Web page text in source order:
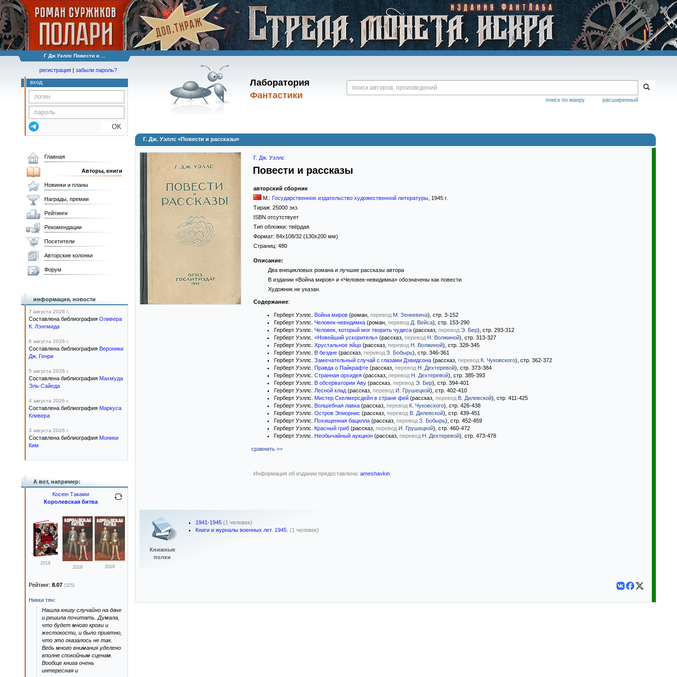
Г Дж Уэллс Повести и ...
Лаборатория
Фантастики
расширенный
поиск по жанру
регистрация | забыли пароль?
вход
OK
Г. Дж. Уэллс «Повести и рассказы»
Г. Дж. Уэллс
Повести и рассказы
авторский сборник
М.: Государственное издательство художественной литературы 1945 г.
Тираж: 25000 экз.
ISBN отсутствует
Тип обложки: твёрдая
Формат: 84x108/32 (130x200 мм)
Страниц: 480
Описание:
Два внецикловых романа и лучшие рассказы автора
В издании «Война миров» и «Человек-невидимка» обозначены как повести.
Художник не указан.
Содержание:
Герберт Уэллс. Война миров (роман, перевод М. Зенкевича), стр. 3-152
Герберт Уэллс. Человек-невидимка (роман, перевод Д. Вейса), стр. 153-290
Герберт Уэллс. Человек, который мог творить чудеса (рассказ, перевод Э. Бер), стр. 293-312
Герберт Уэллс. «Новейший ускоритель» (рассказ, перевод Н. Волжиной), стр. 313-327
Герберт Уэллс. Хрустальное яйцо (рассказ, перевод Н. Волжиной), стр. 328-345
Герберт Уэллс. В бездне (рассказ, перевод З. Бобырь), стр. 346-361
Герберт Уэллс. Замечательный случай с глазами Дэвидсона (рассказ, перевод К. Чуковского), стр. 362-372
Герберт Уэллс. Правда о Пайкрафте (рассказ, перевод Н. Дехтеревой), стр. 373-384
Герберт Уэллс. Странная орхидея (рассказ, перевод Н. Дехтеревой), стр. 385-393
Герберт Уэллс. В обсерватории Аву (рассказ, перевод Э. Бер), стр. 394-401
Герберт Уэллс. Лесной клад (рассказ, перевод И. Грушецкой), стр. 402-410
Герберт Уэллс. Мистер Скелмерсдейл в стране фей (рассказ, перевод В. Дилевской), стр. 411-425
Герберт Уэллс. Волшебная лавка (рассказ, перевод К. Чуковского), стр. 426-438
Герберт Уэллс. Остров Эпиорнис (рассказ, перевод В. Дилевской), стр. 439-451
Герберт Уэллс. Похищенная бацилла (рассказ, перевод З. Бобырь), стр. 452-459
Герберт Уэллс. Красный гриб (рассказ, перевод И. Грушецкой), стр. 460-472
Герберт Уэллс. Необычайный аукцион (рассказ, перевод Н. Дехтеревой), стр. 473-478
сравнить >>
Информация об издании предоставлена: ameshavkin
Книжные
полки
1941-1945 (1 человек)
Книги и журналы военных лет. 1945. (1 человек)
Главная
Авторы, книги
Новинки и планы
Награды, премии
Рейтинги
Рекомендации
Посетители
Авторские колонки
Форум
информация, новости
7 августа 2026 г.
Составлена библиография Оливера
К. Лэнгмида
6 августа 2026 г.
Составлена библиография Вероники
Дж. Генри
5 августа 2026 г.
Составлена библиография Махмуда
Эль-Сайеда
4 августа 2026 г.
Составлена библиография Маркуса
Кливера
3 августа 2026 г.
Составлена библиография Моники
Ким
А вот, например:
Косюн Таками
Королевская битва
2018
2018
2018
Рейтинг: 8.07 (325)
Никки тян:
Нашла книгу случайно на даче
и решила почитать. Думала,
что будет много крови и
жестокости, и было приятно,
что это оказалось не так.
Ведь много внимания уделено
вполне спокойным сценам.
Вообще книга очень
интересная и